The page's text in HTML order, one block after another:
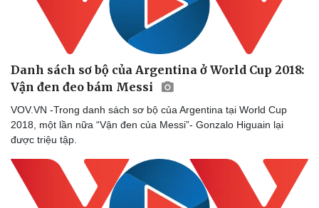
Danh sách sơ bộ của Argentina ở World Cup 2018:
Vận đen đeo bám Messi
VOV.VN -Trong danh sách sơ bộ của Argentina tại World Cup
2018, một lần nữa “Vận đen của Messi”- Gonzalo Higuain lại
được triệu tập.